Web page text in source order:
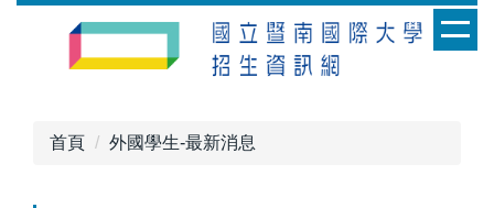
首頁 外國學生-最新消息